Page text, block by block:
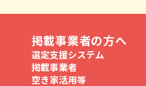
掲載事業者の方へ
選定支援システム
掲載事業者
空き家活用等